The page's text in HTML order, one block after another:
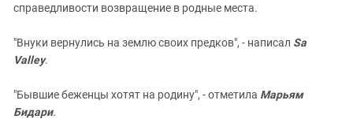
справедливости возвращение в родные места.
"Внуки вернулись на землю своих предков", - написал Sa
Valley.
"Бывшие беженцы хотят на родину", - отметила Марьям
Бидари.